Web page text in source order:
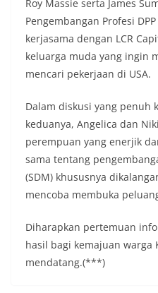
Roy Massie serta James
Pengembangan Profesi
kerjasama dengan LCR
keluarga muda yang ingin
mencari pekerjaan di USA.
Dalam diskusi yang penuh
keduanya, Angelica dan
perempuan yang enerjik
sama tentang
(SDM) khususnya
mencoba membuka
Diharapkan pertemuan
hasil bagi kemajuan warga
mendatang.(***)